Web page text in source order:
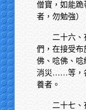
僧寶，如能跪
者，勿勉強）
二十六、
們，在接受布
佛、唸佛、唸
消災……等，
養者。
二十七、